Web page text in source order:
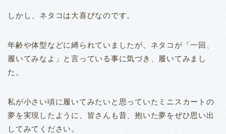
しかし、ネタコは大喜びなのです。
年齢や体型などに縛られていましたが、ネタコが「一回、
履いてみなよ」と言っている事に気づき、履いてみまし
た。
私が小さい頃に履いてみたいと思っていたミニスカートの
夢を実現したように、皆さんも昔、抱いた夢をぜひ思い出
してみてください。